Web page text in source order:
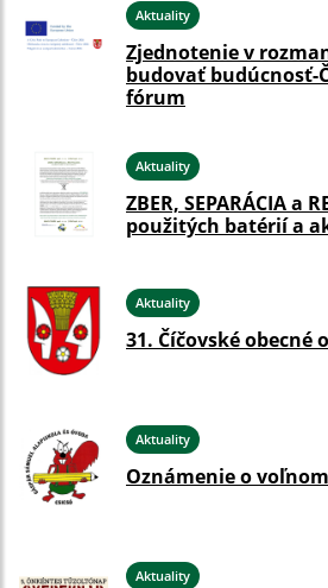
Aktuality
Zjednotenie v
budovať budúcnosť-
fórum
Aktuality
ZBER, SEPARÁCIA a
použitých batérií a
Aktuality
31. Číčovské obecné
Aktuality
Oznámenie o
Aktuality